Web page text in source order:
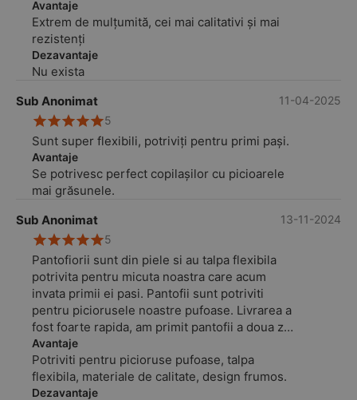
Extrem de amabilă și drăguță!
Avantaje
Extrem de mulțumită, cei mai calitativi și mai
rezistenți
Dezavantaje
Nu exista
Sub Anonimat
11-04-2025
5
Sunt super flexibili, potriviți pentru primi pași.
Avantaje
Se potrivesc perfect copilașilor cu picioarele
mai grăsunele.
Sub Anonimat
13-11-2024
5
Pantofiorii sunt din piele si au talpa flexibila
potrivita pentru micuta noastra care acum
invata primii ei pasi. Pantofii sunt potriviti
pentru piciorusele noastre pufoase. Livrarea a
fost foarte rapida, am primit pantofii a doua zi
dupa ce i-am comandat. Multumim mult!
Avantaje
Potriviti pentru picioruse pufoase, talpa
flexibila, materiale de calitate, design frumos.
Dezavantaje